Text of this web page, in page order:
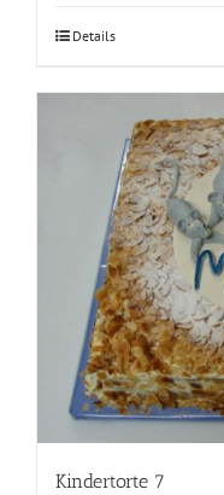
Details
Kindertorte 7